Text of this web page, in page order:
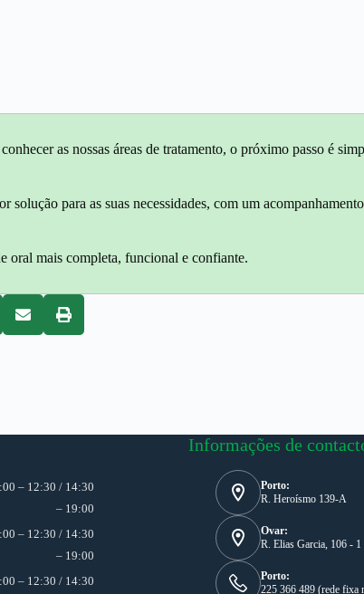
as nossas áreas de tratamento, o próximo passo é
solução para as suas necessidades, com um
oral mais completa, funcional e confiante.
– 12:30 / 14:30
– 19:00
– 12:30 / 14:30
– 19:00
– 12:30 / 14:30
Informações de
Porto:
R. Heroísmo 139-A
Ovar:
R. Elias Garcia, 106 -
Porto:
225 366 489 (rede fixa